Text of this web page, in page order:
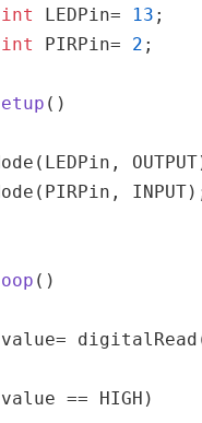
el
pausa de 100ms
serie
int LEDPin= 13
int PIRPin= 2 ;
()
(LEDPin,
(PIRPin,
()
value= digitalRead
== HIGH)